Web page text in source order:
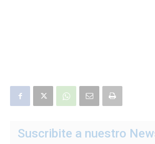
Suscribite a nuestro